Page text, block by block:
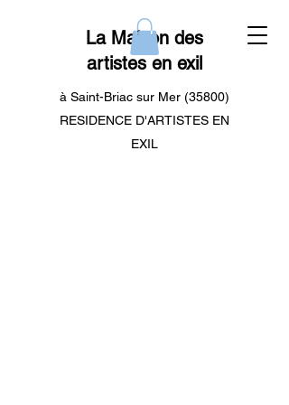
La Maison des
artistes en exil
à Saint-Briac sur Mer (35800)
RESIDENCE D'ARTISTES EN
EXIL